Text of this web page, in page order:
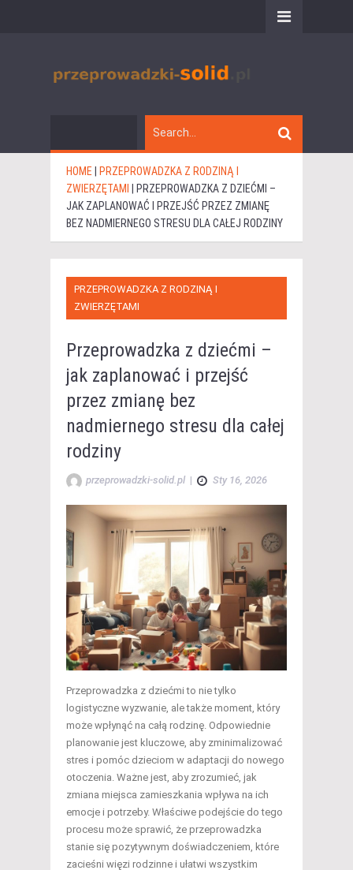
HOME
PRZEPROWADZKA Z RODZINĄ I
ZWIERZĘTAMI
PRZEPROWADZKA Z DZIEĆMI –
JAK ZAPLANOWAĆ I PRZEJŚĆ PRZEZ ZMIANĘ
BEZ NADMIERNEGO STRESU DLA CAŁEJ RODZINY
PRZEPROWADZKA Z RODZINĄ I
ZWIERZĘTAMI
Przeprowadzka z dziećmi –
jak zaplanować i przejść
przez zmianę bez
nadmiernego stresu dla całej
rodziny
przeprowadzki-solid.pl | Sty 16, 2026
Przeprowadzka z dziećmi to nie tylko
logistyczne wyzwanie, ale także moment, który
może wpłynąć na całą rodzinę. Odpowiednie
planowanie jest kluczowe, aby zminimalizować
stres i pomóc dzieciom w adaptacji do nowego
otoczenia. Ważne jest, aby zrozumieć, jak
zmiana miejsca zamieszkania wpływa na ich
emocje i potrzeby. Właściwe podejście do tego
procesu może sprawić, że przeprowadzka
stanie się pozytywnym doświadczeniem, które
zacieśni więzi rodzinne i ułatwi wszystkim